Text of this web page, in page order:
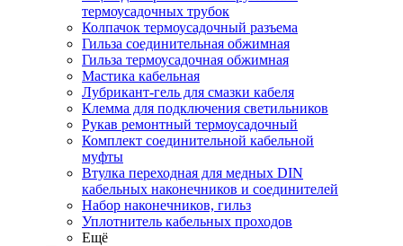
термоусадочных трубок
Колпачок термоусадочный разъема
Гильза соединительная обжимная
Гильза термоусадочная обжимная
Мастика кабельная
Лубрикант-гель для смазки кабеля
Клемма для подключения светильников
Рукав ремонтный термоусадочный
Комплект соединительной кабельной
муфты
Втулка переходная для медных DIN
кабельных наконечников и соединителей
Набор наконечников, гильз
Уплотнитель кабельных проходов
Ещё